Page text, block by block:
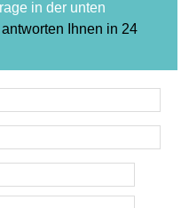
in der unten
Ihnen in 24